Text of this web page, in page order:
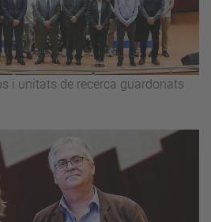
i unitats de recerca guardonats